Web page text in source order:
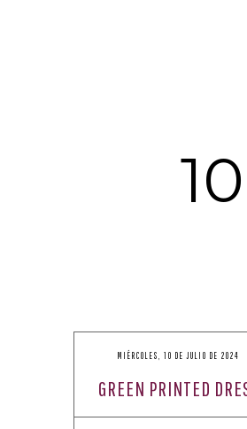
MIÉRCOLES, 10 DE JULIO DE 2024
GREEN PRINTED